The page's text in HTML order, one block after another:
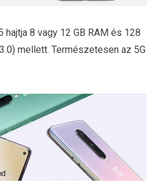
hajtja 8 vagy 12 GB RAM és 128
mellett. Természetesen az 5G